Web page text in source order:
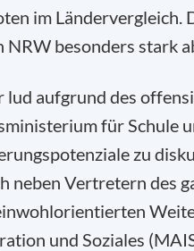
im Ländervergleich.
besonders stark
aufgrund des
für Schule
zu
neben Vertretern des
und Soziales